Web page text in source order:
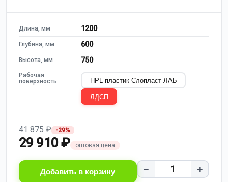
Длина, мм 1200
Глубина, мм 600
Высота, мм 750
Рабочая
поверхность
HPL пластик Слопласт ЛАБ
ЛДСП
41 875 ₽ -29%
29 910 ₽ оптовая цена
Добавить в корзину − +